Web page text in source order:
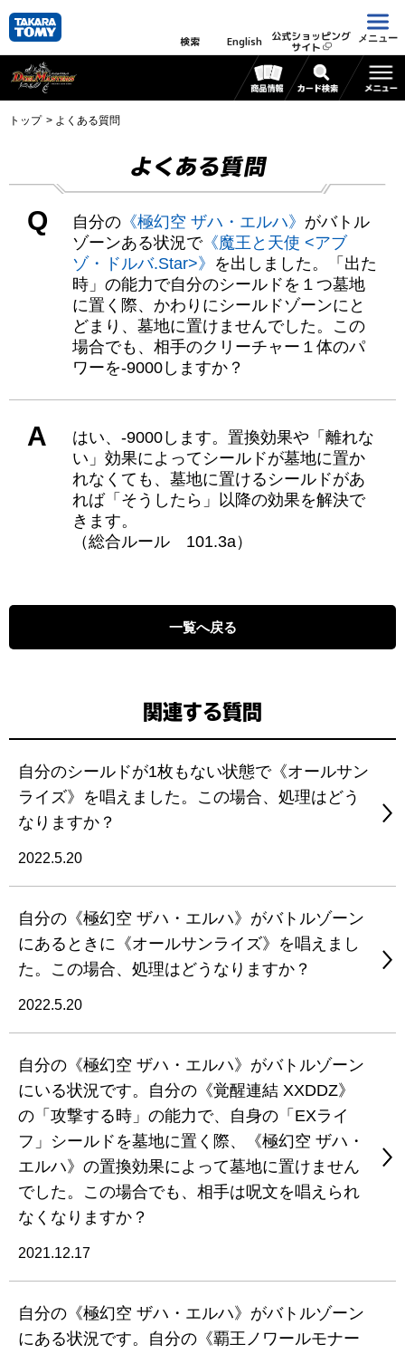
検索 English 公式ショッピング
サイト
メニュー
トップ よくある質問
よくある質問
Q 自分の 《極幻空 ザハ・エルハ》 がバトル
ゾーンある状況で《魔王と天使 <アブ
ゾ・ドルバ.Star>》 を出しました。「出た
時」の能力で自分のシールドを１つ墓地
に置く際、かわりにシールドゾーンにと
どまり、墓地に置けませんでした。この
場合でも、相手のクリーチャー１体のパ
ワーを-9000しますか？
A
はい、-9000します。置換効果や「離れな
い」効果によってシールドが墓地に置か
れなくても、墓地に置けるシールドがあ
れば「そうしたら」以降の効果を解決で
きます。
（総合ルール 101.3a）
一覧へ戻る
関連する質問
自分のシールドが1枚もない状態で《オールサン
ライズ》を唱えました。この場合、処理はどう
なりますか？
2022.5.20
自分の《極幻空 ザハ・エルハ》がバトルゾーン
にあるときに《オールサンライズ》を唱えまし
た。この場合、処理はどうなりますか？
2022.5.20
自分の《極幻空 ザハ・エルハ》がバトルゾーン
にいる状況です。自分の《覚醒連結 XXDDZ》
の「攻撃する時」の能力で、自身の「EXライ
フ」シールドを墓地に置く際、《極幻空 ザハ・
エルハ》の置換効果によって墓地に置けません
でした。この場合でも、相手は呪文を唱えられ
なくなりますか？
2021.12.17
自分の《極幻空 ザハ・エルハ》がバトルゾーン
にある状況です。自分の《覇王ノワールモナー